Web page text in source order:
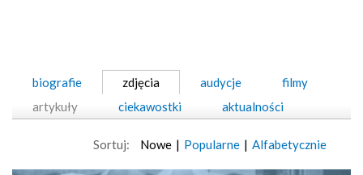
biografie zdjęcia audycje
filmy
artykuły
ciekawostki aktualności
Sortuj: Nowe | Popularne | Alfabetycznie